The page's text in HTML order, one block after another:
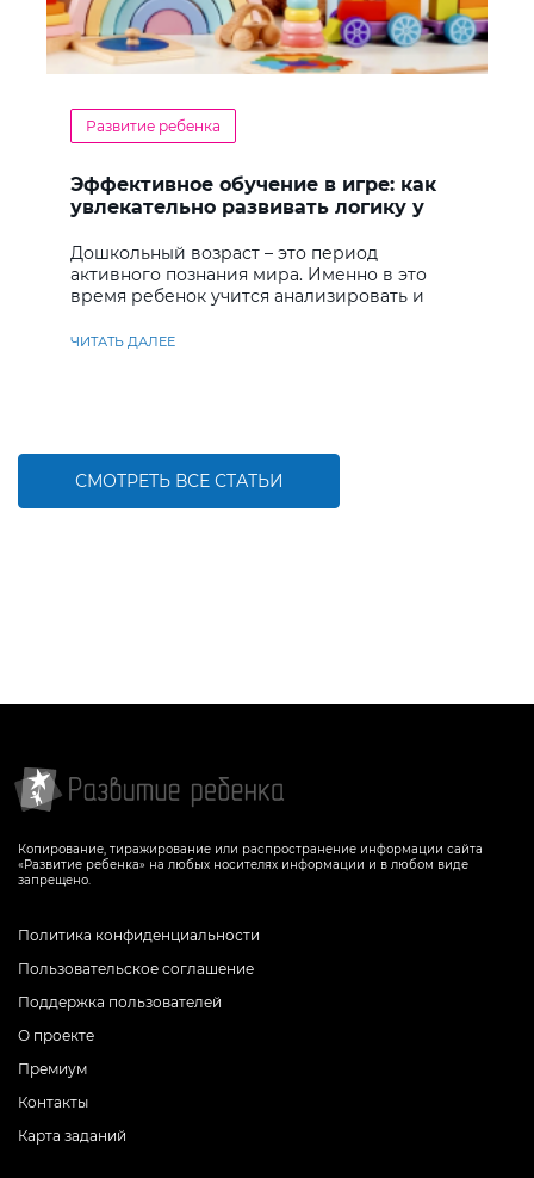
Развитие ребенка
Эффективное обучение в игре: как
увлекательно развивать логику у
Дошкольный возраст – это период
активного познания мира. Именно в это
время ребенок учится анализировать и
ЧИТАТЬ ДАЛЕЕ
СМОТРЕТЬ ВСЕ СТАТЬИ
Копирование, тиражирование или распространение информации сайта
«Развитие ребенка» на любых носителях информации и в любом виде
запрещено.
Политика конфиденциальности
Пользовательское соглашение
Поддержка пользователей
О проекте
Премиум
Контакты
Карта заданий